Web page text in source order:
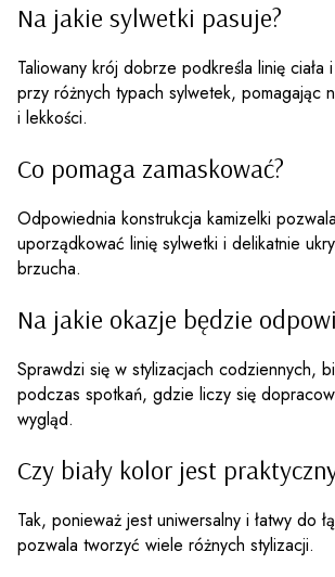
Na jakie sylwetki pasuje?
Taliowany krój dobrze podkreśla linię ciała
przy różnych typach sylwetek, pomagając
i lekkości.
Co pomaga zamaskować?
Odpowiednia konstrukcja kamizelki
uporządkować linię sylwetki i delikatnie
brzucha.
Na jakie okazje będzie
Sprawdzi się w stylizacjach codziennych,
podczas spotkań, gdzie liczy się
wygląd.
Czy biały kolor jest
Tak, ponieważ jest uniwersalny i łatwy do
pozwala tworzyć wiele różnych stylizacji.